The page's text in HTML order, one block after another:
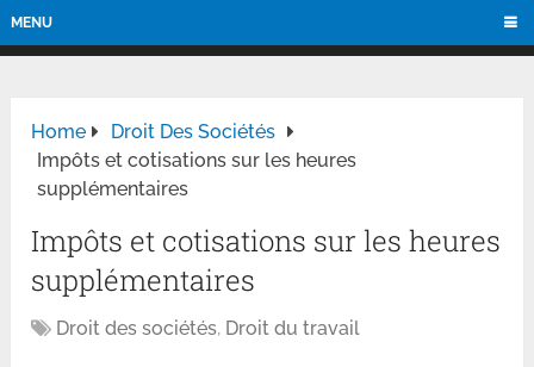
MENU
Home
Droit Des Sociétés
Impôts et cotisations sur les heures
supplémentaires
Impôts et cotisations sur les heures
supplémentaires
Droit des sociétés, Droit du travail